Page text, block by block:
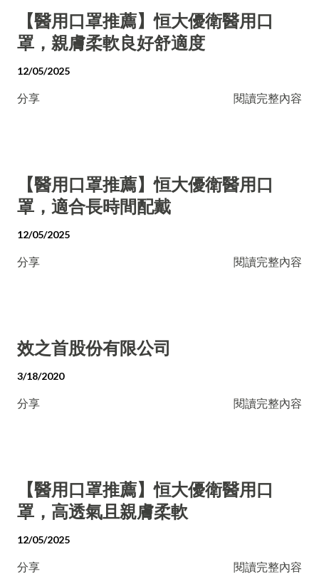
【醫用口罩推薦】恒大優衛醫用口
罩，親膚柔軟良好舒適度
12/05/2025
分享 閱讀完整內容
【醫用口罩推薦】恒大優衛醫用口
罩，適合長時間配戴
12/05/2025
分享 閱讀完整內容
效之首股份有限公司
3/18/2020
分享 閱讀完整內容
【醫用口罩推薦】恒大優衛醫用口
罩，高透氣且親膚柔軟
12/05/2025
分享 閱讀完整內容